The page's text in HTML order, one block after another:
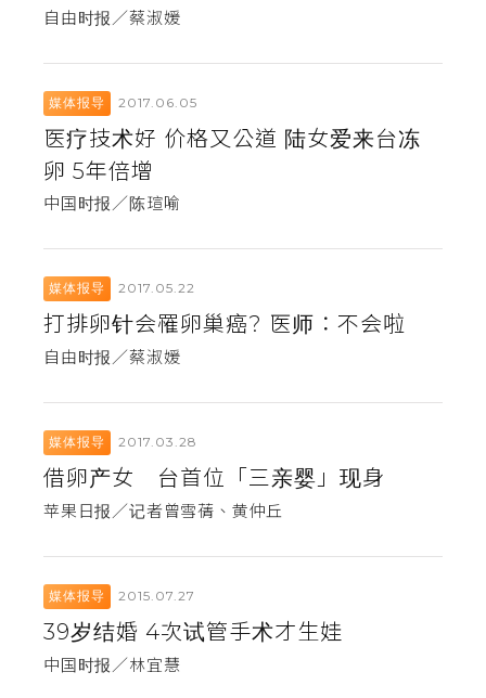
自由时报／蔡淑媛
媒体报导 2017.06.05
医疗技术好 价格又公道 陆女爱来台冻
卵 5年倍增
中国时报／陈瑄喻
媒体报导 2017.05.22
打排卵针会罹卵巢癌? 医师：不会啦
自由时报／蔡淑媛
媒体报导 2017.03.28
借卵产女 台首位「三亲婴」现身
苹果日报／记者曾雪蒨、黄仲丘
媒体报导 2015.07.27
39岁结婚 4次试管手术才生娃
中国时报／林宜慧